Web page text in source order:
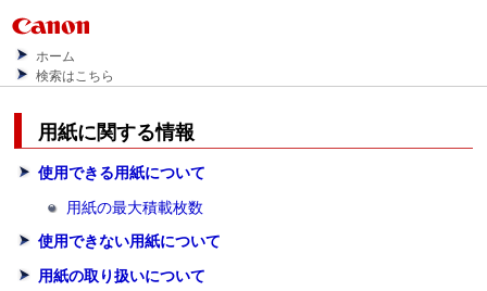
ホーム
検索はこちら
用紙に関する情報
使用できる用紙について
用紙の最大積載枚数
使用できない用紙について
用紙の取り扱いについて